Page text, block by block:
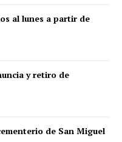
al lunes a partir de
y retiro de
de San Miguel